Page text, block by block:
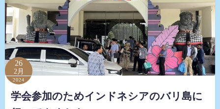
26
2月
2024
学会参加のためインドネシアのバリ島に